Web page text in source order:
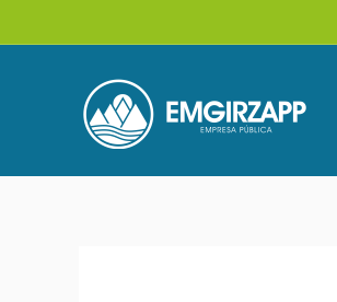
al